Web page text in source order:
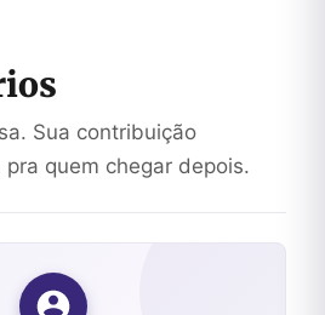
Sua contribuição
quem chegar depois.